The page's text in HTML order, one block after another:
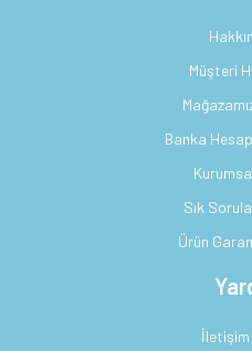
Müşteri
Banka
Sık
Ürün
İletişim